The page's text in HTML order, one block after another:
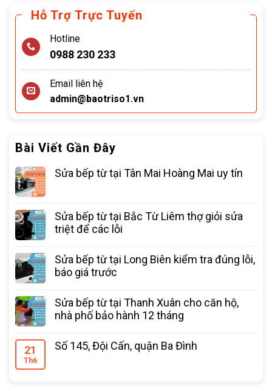
Hỗ Trợ Trực Tuyến
Hotline
0988 230 233
Email liên hệ
admin@baotriso1.vn
Bài Viết Gần Đây
Sửa bếp từ tại Tân Mai Hoàng Mai uy tín
Sửa bếp từ tại Bắc Từ Liêm thợ giỏi sửa
triệt để các lỗi
Sửa bếp từ tại Long Biên kiểm tra đúng lỗi,
báo giá trước
Sửa bếp từ tại Thanh Xuân cho căn hộ,
nhà phố bảo hành 12 tháng
21
Th6
Số 145, Đội Cấn, quận Ba Đình